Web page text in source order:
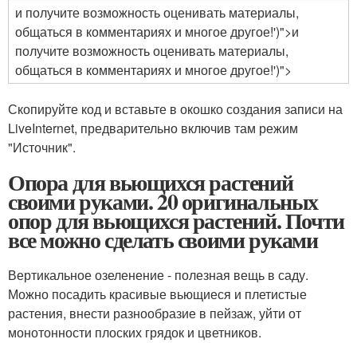
и получите возможность оценивать материалы,
общаться в комментариях и многое другое!')">и
получите возможность оценивать материалы,
общаться в комментариях и многое другое!')">
Скопируйте код и вставьте в окошко создания записи на
LiveInternet, предварительно включив там режим
"Источник".
Опора для вьющихся растений
своими руками. 20 оригинальных
опор для вьющихся растений. Почти
все можно сделать своими руками
Вертикальное озеленение - полезная вещь в саду.
Можно посадить красивые вьющиеся и плетистые
растения, внести разнообразие в пейзаж, уйти от
монотонности плоских грядок и цветников.